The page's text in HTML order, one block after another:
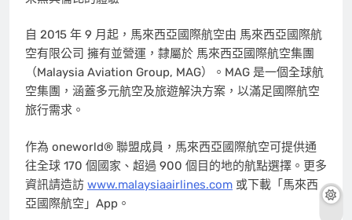
自 2015 年 9 月起，馬來西亞國際航空由 馬來西亞國際航
空有限公司 擁有並營運，隸屬於 馬來西亞國際航空集團
（Malaysia Aviation Group, MAG）。MAG 是一個全球航
空集團，涵蓋多元航空及旅遊解決方案，以滿足國際航空
旅行需求。
作為 oneworld® 聯盟成員，馬來西亞國際航空可提供通
往全球 170 個國家、超過 900 個目的地的航點選擇。更多
資訊請造訪 www.malaysiaairlines.com 或下載「馬來西
亞國際航空」App。